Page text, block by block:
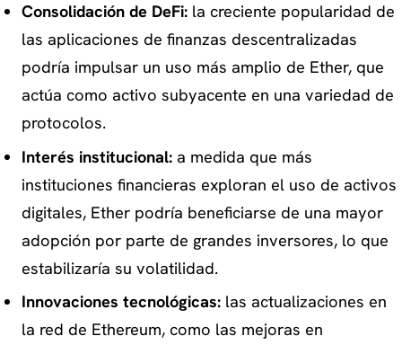
Consolidación de DeFi:la creciente popularidad de
las aplicaciones de finanzas descentralizadas
podría impulsar un uso más amplio de Ether, que
actúa como activo subyacente en una variedad de
protocolos.
Interés institucional:a medida que más
instituciones financieras exploran el uso de activos
digitales, Ether podría beneficiarse de una mayor
adopción por parte de grandes inversores, lo que
estabilizaría su volatilidad.
Innovaciones tecnológicas:las actualizaciones en
la red de Ethereum, como las mejoras en